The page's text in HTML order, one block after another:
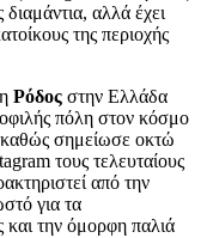
αλλά έχει
της περιοχής
Ρόδος στην Ελλάδα
πόλη στον κόσμο
καθώς σημείωσε οκτώ
τους τελευταίους
από την
για τα
και την όμορφη παλιά